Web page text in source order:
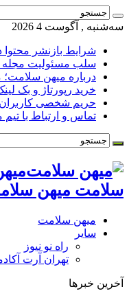
سه‌شنبه , آگوست 4 2026
شرایط بازنشر
سلب مسئولیت مجله
درباره میهن
خرید رپورتاژ و بک
حریم شخصی
تماس و ارتباط با
سلامت میهن
میهن سلامت
سایر
راه نو نیوز
تهران آرت
آخرین خبرها